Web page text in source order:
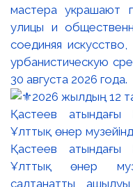
мастера украшают
улицы и
соединяя
урбанистическую
30 августа 2026 года.